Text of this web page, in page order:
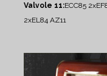
Valvole 11:ECC85
2xEL84 AZ11